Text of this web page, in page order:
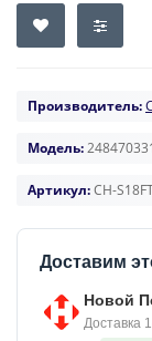
Производитель:
Модель:
Артикул:CH-
Доставим
Новой
Доставка